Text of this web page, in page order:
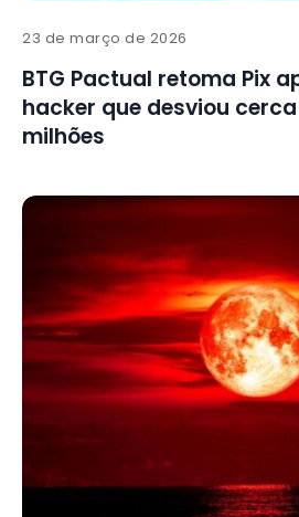
23 de março de 2026
BTG Pactual retoma Pix
hacker que desviou cerca
milhões